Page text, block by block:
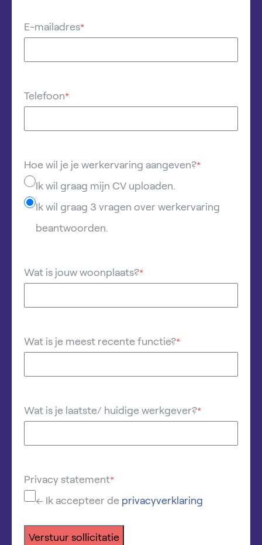
E-mailadres*
Telefoon*
Hoe wil je je werkervaring aangeven?*
Ik wil graag mijn CV uploaden.
Ik wil graag 3 vragen over werkervaring
beantwoorden.
Wat is jouw woonplaats?*
Wat is je meest recente functie?*
Wat is je laatste/ huidige werkgever?*
Privacy statement*
← Ik accepteer de privacyverklaring
Verstuur sollicitatie